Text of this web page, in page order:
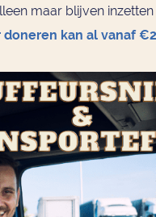
maar blijven
kan al vanaf